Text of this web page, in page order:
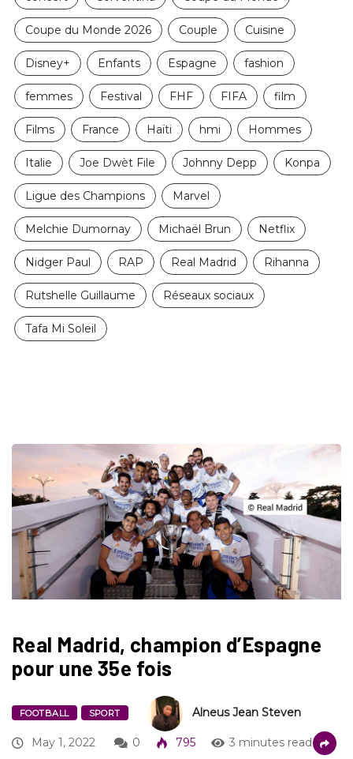
Coupe du Monde 2026 Couple Cuisine
Disney+ Enfants Espagne fashion
femmes Festival FHF FIFA film
Films France Haïti hmi Hommes
Italie Joe Dwèt File Johnny Depp Konpa
Ligue des Champions Marvel
Melchie Dumornay Michaël Brun Netflix
Nidger Paul RAP Real Madrid Rihanna
Rutshelle Guillaume Réseaux sociaux
Tafa Mi Soleil
Real Madrid, champion d’Espagne
pour une 35e fois
FOOTBALL SPORT Alneus Jean Steven
May 1, 2022 0 795 3 minutes read